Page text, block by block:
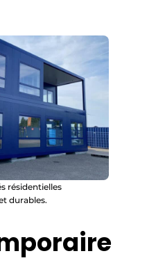
résidentielles
durables.